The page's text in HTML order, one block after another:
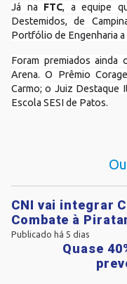
Já na FTC, a equipe
Destemidos, de
Portfólio de Engenharia a
Foram premiados
Arena. O Prêmio
Carmo; o Juiz Destaque
Escola SESI de Patos.
CNI vai integrar
Combate à
Publicado há 5 dias
Quase